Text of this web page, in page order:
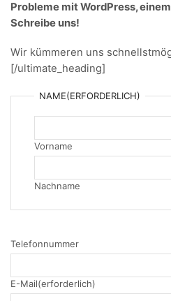
Probleme mit WordPress,
Schreibe uns!
Wir kümmeren uns
[/ultimate_heading]
NAME(ERFORDERLICH)
Vorname
Nachname
Telefonnummer
E-Mail(erforderlich)